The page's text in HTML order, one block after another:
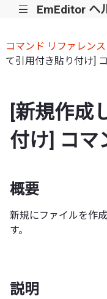
||| EmEditor ヘ
コマンド リファレンス
て引用付き貼り付け]
[新規作成
付け] コマ
概要
新規にファイルを作
す。
説明